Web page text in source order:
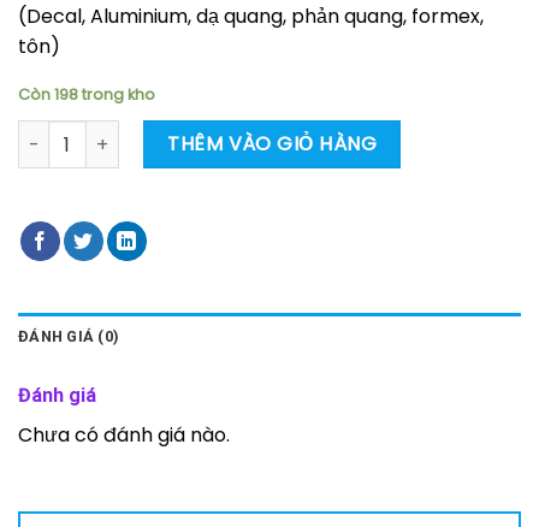
(Decal, Aluminium, dạ quang, phản quang, formex,
tôn)
Còn 198 trong kho
Biển báo cấm ăn uống số lượng
THÊM VÀO GIỎ HÀNG
ĐÁNH GIÁ (0)
Đánh giá
Chưa có đánh giá nào.